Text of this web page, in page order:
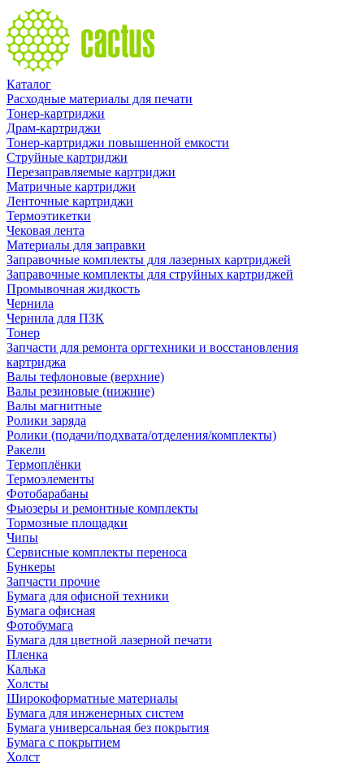
Каталог
Расходные материалы для печати
Тонер-картриджи
Драм-картриджи
Тонер-картриджи повышенной емкости
Струйные картриджи
Перезаправляемые картриджи
Матричные картриджи
Ленточные картриджи
Термоэтикетки
Чековая лента
Материалы для заправки
Заправочные комплекты для лазерных картриджей
Заправочные комплекты для струйных картриджей
Промывочная жидкость
Чернила
Чернила для ПЗК
Тонер
Запчасти для ремонта оргтехники и восстановления
картриджа
Валы тефлоновые (верхние)
Валы резиновые (нижние)
Валы магнитные
Ролики заряда
Ролики (подачи/подхвата/отделения/комплекты)
Ракели
Термоплёнки
Термоэлементы
Фотобарабаны
Фьюзеры и ремонтные комплекты
Тормозные площадки
Чипы
Сервисные комплекты переноса
Бункеры
Запчасти прочие
Бумага для офисной техники
Бумага офисная
Фотобумага
Бумага для цветной лазерной печати
Пленка
Калька
Холсты
Широкоформатные материалы
Бумага для инженерных систем
Бумага универсальная без покрытия
Бумага с покрытием
Холст